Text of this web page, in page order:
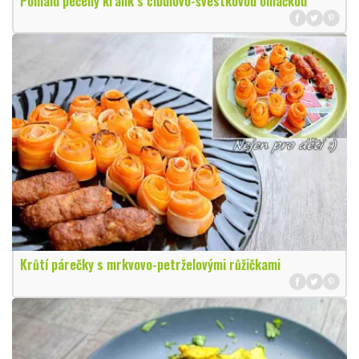
Krůtí párečky s mrkvovo-petrželovými růžičkami